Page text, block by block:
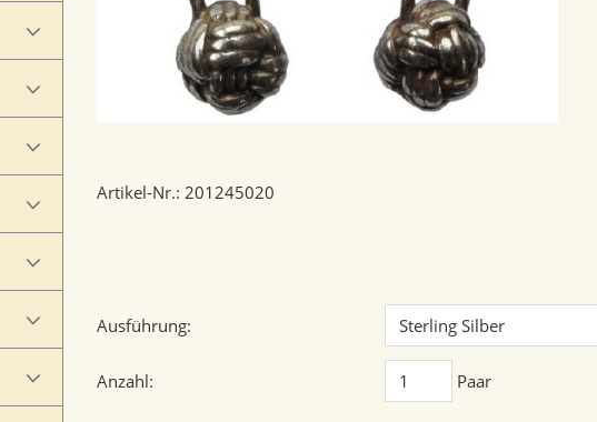
Artikel-Nr.: 201245020
Ausführung:
Anzahl: Paar